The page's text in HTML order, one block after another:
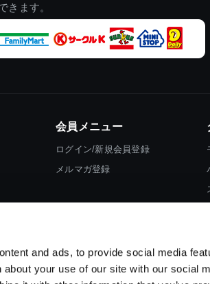
and ads, to provide social media
your use of our site with our social
きます。
会員メニュー
ログイン/新規会員登録
メルマガ登録